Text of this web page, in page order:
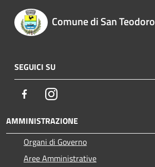
Comune di San Teodoro
SEGUICI SU
FacebookInstagram
AMMINISTRAZIONE
Organi di Governo
Aree Amministrative